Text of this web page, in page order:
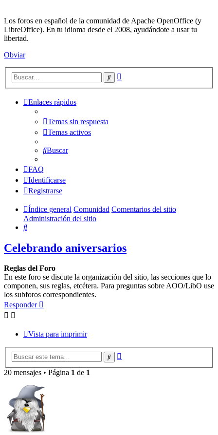
Los foros en español de la comunidad de Apache OpenOffice (y
LibreOffice). En tu idioma desde el 2008, ayudándote a usar tu
libertad.
Obviar
Buscar
Enlaces rápidos
Temas sin respuesta
Temas activos
Buscar
FAQ
Identificarse
Registrarse
Índice general Comunidad Comentarios del sitio
Administración del sitio
Buscar
Celebrando aniversarios
Reglas del Foro
En este foro se discute la organización del sitio, las secciones que lo
componen, sus reglas, etcétera. Para preguntas sobre AOO/LibO use
los subforos correspondientes.
Responder
Vista para imprimir
Buscar
20 mensajes • Página 1 de 1